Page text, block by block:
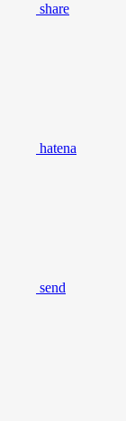
share
hatena
send